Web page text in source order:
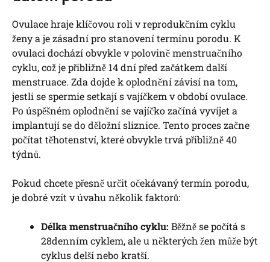
Ovulace hraje klíčovou roli v reprodukčním cyklu
ženy a je zásadní pro stanovení termínu porodu. K
ovulaci dochází obvykle v polovině menstruačního
cyklu, což je přibližně 14 dní před začátkem další
menstruace. Zda dojde k oplodnění závisí na tom,
jestli se spermie setkají s vajíčkem v období ovulace.
Po úspěšném oplodnění se vajíčko začíná vyvíjet a
implantují se do děložní sliznice. Tento proces začne
počítat těhotenství, které obvykle trvá přibližně 40
týdnů.
Pokud chcete přesně určit očekávaný termín porodu,
je dobré vzít v úvahu několik faktorů:
Délka menstruačního cyklu: Běžně se počítá s
28denním cyklem, ale u některých žen může být
cyklus delší nebo kratší.